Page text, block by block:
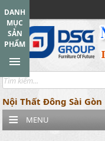
Nội Thất Đông Sài Gòn
DANH
MỤC
SẢN
PHẨM
MENU